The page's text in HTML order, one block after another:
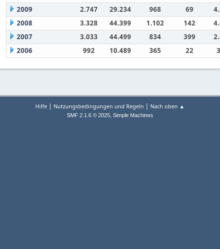
2009
2.747 29.234 968 69
2008
3.328 44.399 1.102 142
2007
3.033 44.499 834 399
2006
992 10.489 365 22
Hilfe | Nutzungsbedingungen und Regeln | Nach oben ▲
SMF 2.1.6 © 2025, Simple Machines